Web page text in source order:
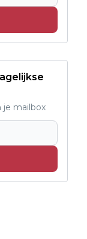
je mailbox